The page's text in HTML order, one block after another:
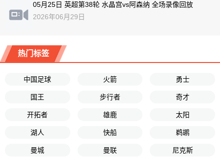
05月25日 英超第38轮 水晶宫vs阿森纳 全场录像回放
2026年06月29日
热门标签
中国足球 火箭 勇士
国王 步行者 奇才
开拓者 雄鹿 太阳
湖人 快船 鹈鹕
曼城 曼联 尼克斯